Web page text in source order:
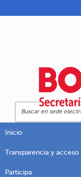
Inicio
Transparencia y
Participa